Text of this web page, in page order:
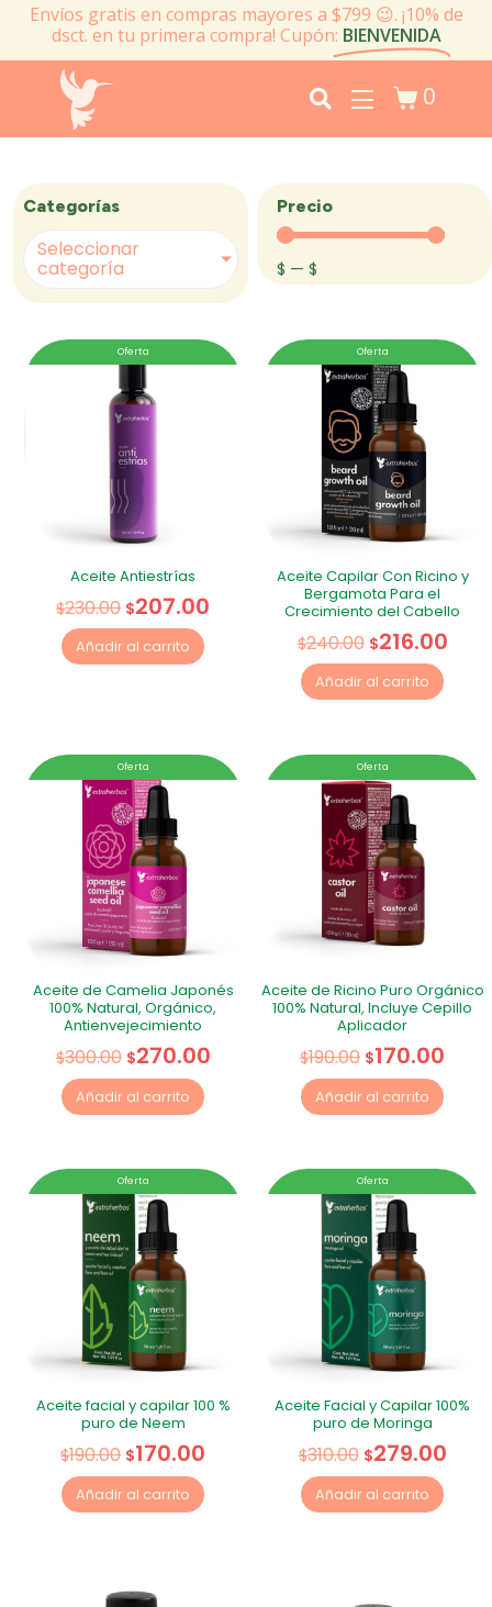
Envíos gratis en compras mayores a $799 😉. ¡10% de
dsct. en tu primera compra! Cupón: BIENVENIDA
0
Categorías
Seleccionar
categoría
Precio
$ — $
Oferta
Aceite Antiestrías
$230.00 $207.00
Añadir al carrito
Oferta
Aceite Capilar Con Ricino y
Bergamota Para el
Crecimiento del Cabello
$240.00 $216.00
Añadir al carrito
Oferta
Aceite de Camelia Japonés
100% Natural, Orgánico,
Antienvejecimiento
$300.00 $270.00
Añadir al carrito
Oferta
Aceite de Ricino Puro Orgánico
100% Natural, Incluye Cepillo
Aplicador
$190.00 $170.00
Añadir al carrito
Oferta
Aceite facial y capilar 100 %
puro de Neem
$190.00 $170.00
Añadir al carrito
Oferta
Aceite Facial y Capilar 100%
puro de Moringa
$310.00 $279.00
Añadir al carrito